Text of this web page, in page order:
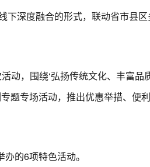
深度融合的形式，联动省市县区
，围绕‘弘扬传统文化、丰富品
题专场活动，推出优惠举措、便
的6项特色活动。